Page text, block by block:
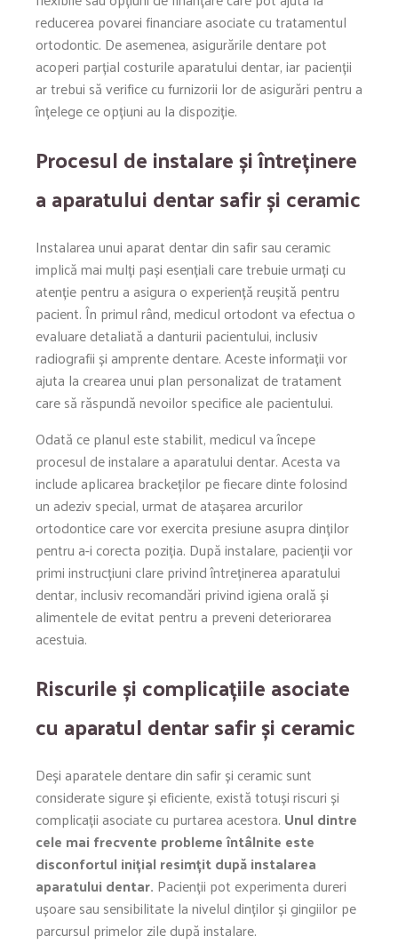
reducerea povarei financiare asociate cu tratamentul
ortodontic. De asemenea, asigurările dentare pot
acoperi parțial costurile aparatului dentar, iar pacienții
ar trebui să verifice cu furnizorii lor de asigurări pentru a
înțelege ce opțiuni au la dispoziție.
Procesul de instalare și întreținere
a aparatului dentar safir și ceramic
Instalarea unui aparat dentar din safir sau ceramic
implică mai mulți pași esențiali care trebuie urmați cu
atenție pentru a asigura o experiență reușită pentru
pacient. În primul rând, medicul ortodont va efectua o
evaluare detaliată a danturii pacientului, inclusiv
radiografii și amprente dentare. Aceste informații vor
ajuta la crearea unui plan personalizat de tratament
care să răspundă nevoilor specifice ale pacientului.
Odată ce planul este stabilit, medicul va începe
procesul de instalare a aparatului dentar. Acesta va
include aplicarea brackeților pe fiecare dinte folosind
un adeziv special, urmat de atașarea arcurilor
ortodontice care vor exercita presiune asupra dinților
pentru a-i corecta poziția. După instalare, pacienții vor
primi instrucțiuni clare privind întreținerea aparatului
dentar, inclusiv recomandări privind igiena orală și
alimentele de evitat pentru a preveni deteriorarea
acestuia.
Riscurile și complicațiile asociate
cu aparatul dentar safir și ceramic
Deși aparatele dentare din safir și ceramic sunt
considerate sigure și eficiente, există totuși riscuri și
complicații asociate cu purtarea acestora. Unul dintre
cele mai frecvente probleme întâlnite este
disconfortul inițial resimțit după instalarea
aparatului dentar. Pacienții pot experimenta dureri
ușoare sau sensibilitate la nivelul dinților și gingiilor pe
parcursul primelor zile după instalare.